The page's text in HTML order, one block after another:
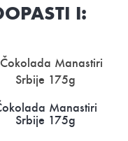
I:
Manastiri
Srbije 175g